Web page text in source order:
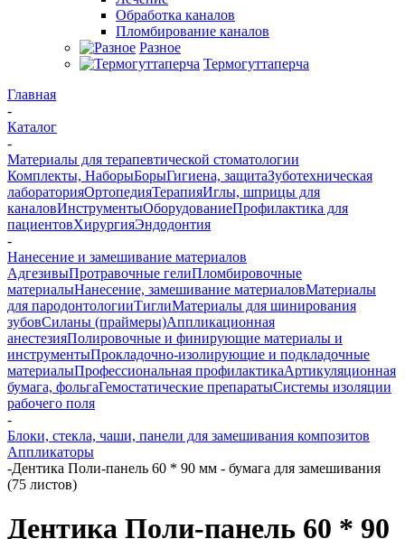
Обработка каналов
Пломбирование каналов
Разное
Термогуттаперча
Главная
-
Каталог
-
Материалы для терапевтической стоматологии
Комплекты, НаборыБорыГигиена, защитаЗуботехническая
лабораторияОртопедияТерапияИглы, шприцы для
каналовИнструментыОборудованиеПрофилактика для
пациентовХирургияЭндодонтия
-
Нанесение и замешивание материалов
АдгезивыПротравочные гелиПломбировочные
материалыНанесение, замешивание материаловМатериалы
для пародонтологииТиглиМатериалы для шинирования
зубовСиланы (праймеры)Аппликационная
анестезияПолировочные и финирующие материалы и
инструментыПрокладочно-изолирующие и подкладочные
материалыПрофессиональная профилактикаАртикуляционная
бумага, фольгаГемостатические препаратыСистемы изоляции
рабочего поля
-
Блоки, стекла, чаши, панели для замешивания композитов
Аппликаторы
-Дентика Поли-панель 60 * 90 мм - бумага для замешивания
(75 листов)
Дентика Поли-панель 60 * 90